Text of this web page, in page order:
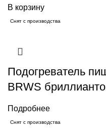
В корзину
Снят с производства
Подогреватель
BRWS
Подробнее
Снят с производства